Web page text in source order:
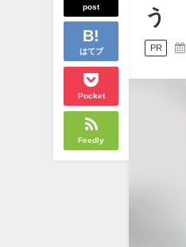
post
はてブ
Pocket
Feedly
う
PR